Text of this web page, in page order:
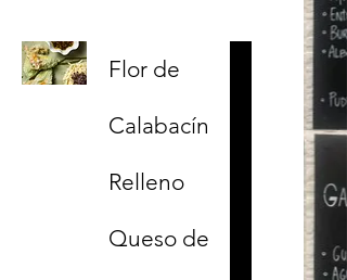
Flor de
Calabacín
Relleno
Queso de